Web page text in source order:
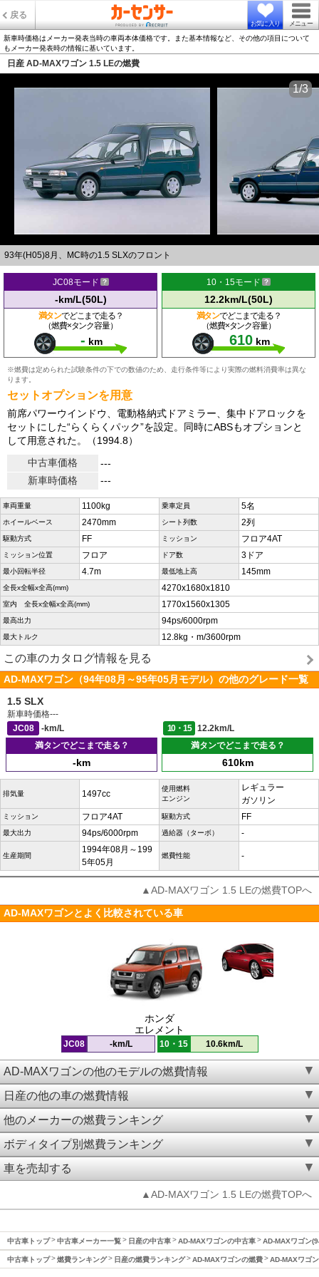
戻る
お気に入り メニュー
新車時価格はメーカー発表当時の車両本体価格です。また基本情報など、その他の項目について
もメーカー発表時の情報に基いています。
日産 AD-MAXワゴン 1.5 LEの燃費
93年(H05)8月、MC時の1.5 SLXのフロント
1/3
JC08モード
-km/L(50L)
満タンでどこまで走る？
（燃費×タンク容量）
- km
10・15モード
12.2km/L(50L)
満タンでどこまで走る？
（燃費×タンク容量）
610 km
※燃費は定められた試験条件の下での数値のため、走行条件等により実際の燃料消費率は異な
ります。
セットオプションを用意
前席パワーウインドウ、電動格納式ドアミラー、集中ドアロックを
セットにした“らくらくパック”を設定。同時にABSもオプションと
して用意された。（1994.8）
中古車価格
---
新車時価格
---
車両重量 1100kg 乗車定員 5名
ホイールベース 2470mm シート列数 2列
駆動方式 FF ミッション フロア4AT
ミッション位置 フロア ドア数 3ドア
最小回転半径 4.7m 最低地上高 145mm
全長x全幅x全高(mm) 4270x1680x1810
室内 全長x全幅x全高(mm) 1770x1560x1305
最高出力 94ps/6000rpm
最大トルク 12.8kg・m/3600rpm
この車のカタログ情報を見る
AD-MAXワゴン（94年08月～95年05月モデル）の他のグレード一覧
1.5 SLX
新車時価格---
JC08
-km/L 10・15
12.2km/L
満タンでどこまで走る？
-km
満タンでどこまで走る？
610km
排気量 1497cc
使用燃料
エンジン
レギュラー
ガソリン
ミッション フロア4AT 駆動方式 FF
最大出力 94ps/6000rpm 過給器（ターボ） -
生産期間
1994年08月～199
5年05月
燃費性能 -
▲AD-MAXワゴン 1.5 LEの燃費TOPへ
AD-MAXワゴンとよく比較されている車
ホンダ
エレメント
JC08 -km/L 10・15 10.6km/L
AD-MAXワゴンの他のモデルの燃費情報
日産の他の車の燃費情報
他のメーカーの燃費ランキング
ボディタイプ別燃費ランキング
車を売却する
▲AD-MAXワゴン 1.5 LEの燃費TOPへ
中古車トップ 中古車メーカー一覧 日産の中古車 AD-MAXワゴンの中古車 AD-MAXワゴン
中古車トップ 燃費ランキング 日産の燃費ランキング AD-MAXワゴンの燃費 AD-MAXワゴ